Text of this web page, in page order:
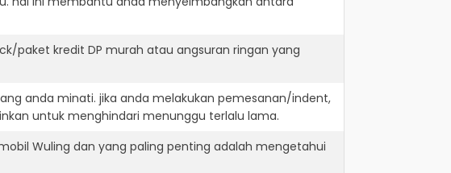
paket kredit DP murah atau angsuran ringan yang
anda minati. jika anda melakukan pemesanan/indent,
untuk menghindari menunggu terlalu lama.
Wuling dan yang paling penting adalah mengetahui